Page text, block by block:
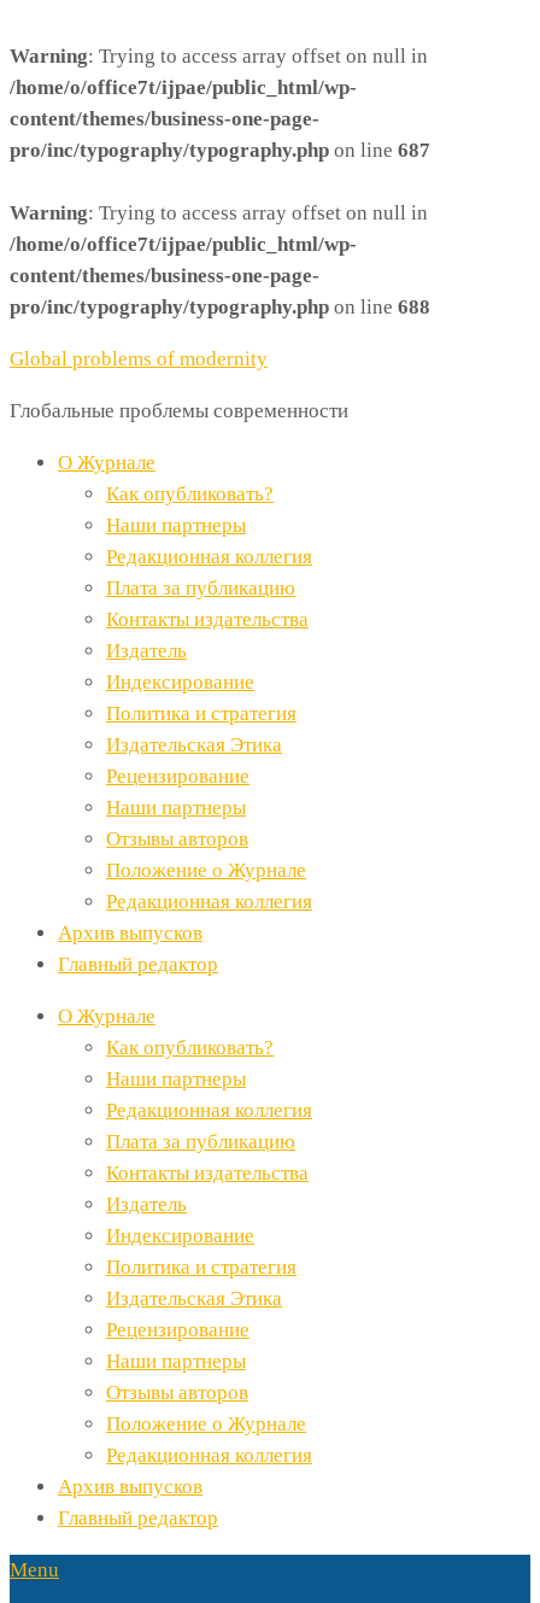
Warning: Trying to access array offset on null in
/home/o/office7t/ijpae/public_html/wp-
content/themes/business-one-page-
pro/inc/typography/typography.php on line 687
Warning: Trying to access array offset on null in
/home/o/office7t/ijpae/public_html/wp-
content/themes/business-one-page-
pro/inc/typography/typography.php on line 688
Global problems of modernity
Глобальные проблемы современности
О Журнале
Как опубликовать?
Наши партнеры
Редакционная коллегия
Плата за публикацию
Контакты издательства
Издатель
Индексирование
Политика и стратегия
Издательская Этика
Рецензирование
Наши партнеры
Отзывы авторов
Положение о Журнале
Редакционная коллегия
Архив выпусков
Главный редактор
О Журнале
Как опубликовать?
Наши партнеры
Редакционная коллегия
Плата за публикацию
Контакты издательства
Издатель
Индексирование
Политика и стратегия
Издательская Этика
Рецензирование
Наши партнеры
Отзывы авторов
Положение о Журнале
Редакционная коллегия
Архив выпусков
Главный редактор
Menu